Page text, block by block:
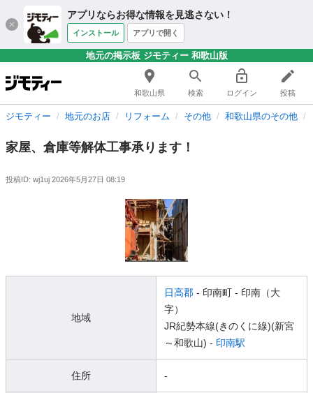
アプリならお得な情報を見逃さない！
インストール アプリで開く
地元の掲示板 ジモティー 和歌山版
和歌山県 検索 ログイン 投稿
ジモティー 地元のお店 リフォーム その他 和歌山県のその他
家屋、倉庫等解体工事承ります！
投稿ID: wj1uj 2026年5月27日 08:19
地域
日高郡 - 印南町 - 印南（大
字）
JR紀勢本線(きのくに線)(新宮
～和歌山) - 印南駅
住所 -